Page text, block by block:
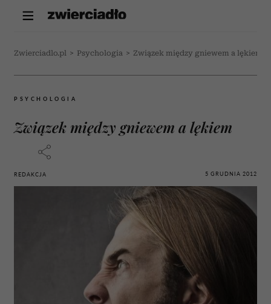
Zwierciadlo.pl > Psychologia > Związek między gniewem a lękiem
PSYCHOLOGIA
Związek między gniewem a lękiem
REDAKCJA 5 GRUDNIA 2012